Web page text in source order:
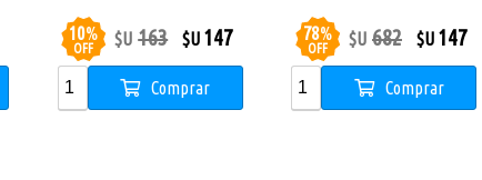
10%
OFF
$U 163 $U 147
Comprar
Monopatín X City Pro
78%
OFF
$U 682 $U 147
Comprar